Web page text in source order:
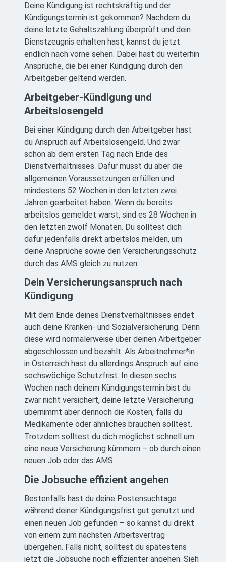
Deine Kündigung ist rechtskräftig und der
Kündigungstermin ist gekommen? Nachdem du
deine letzte Gehaltszahlung überprüft und dein
Dienstzeugnis erhalten hast, kannst du jetzt
endlich nach vorne sehen. Dabei hast du weiterhin
Ansprüche, die bei einer Kündigung durch den
Arbeitgeber geltend werden.
Arbeitgeber-Kündigung und
Arbeitslosengeld
Bei einer Kündigung durch den Arbeitgeber hast
du Anspruch auf Arbeitslosengeld. Und zwar
schon ab dem ersten Tag nach Ende des
Dienstverhältnisses. Dafür musst du aber die
allgemeinen Voraussetzungen erfüllen und
mindestens 52 Wochen in den letzten zwei
Jahren gearbeitet haben. Wenn du bereits
arbeitslos gemeldet warst, sind es 28 Wochen in
den letzten zwölf Monaten. Du solltest dich
dafür jedenfalls direkt arbeitslos melden, um
deine Ansprüche sowie den Versicherungsschutz
durch das AMS gleich zu nutzen.
Dein Versicherungsanspruch nach
Kündigung
Mit dem Ende deines Dienstverhältnisses endet
auch deine Kranken- und Sozialversicherung. Denn
diese wird normalerweise über deinen Arbeitgeber
abgeschlossen und bezahlt. Als Arbeitnehmer*in
in Österreich hast du allerdings Anspruch auf eine
sechswöchige Schutzfrist. In diesen sechs
Wochen nach deinem Kündigungstermin bist du
zwar nicht versichert, deine letzte Versicherung
übernimmt aber dennoch die Kosten, falls du
Medikamente oder ähnliches brauchen solltest.
Trotzdem solltest du dich möglichst schnell um
eine neue Versicherung kümmern – ob durch einen
neuen Job oder das AMS.
Die Jobsuche effizient angehen
Bestenfalls hast du deine Postensuchtage
während deiner Kündigungsfrist gut genutzt und
einen neuen Job gefunden – so kannst du direkt
von einem zum nächsten Arbeitsvertrag
übergehen. Falls nicht, solltest du spätestens
jetzt die Jobsuche noch effizienter angehen. Sieh